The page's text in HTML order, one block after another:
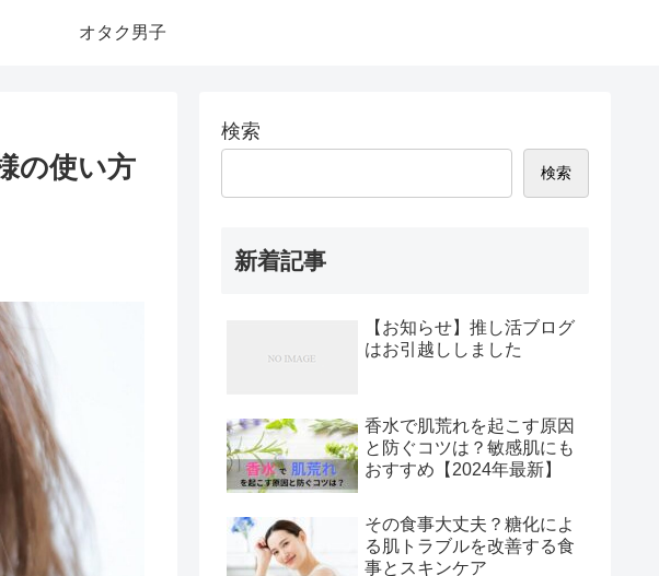
オタク男子
の使い方
検索
検索
新着記事
【お知らせ】推し活ブログ
はお引越ししました
香水で肌荒れを起こす原因
と防ぐコツは？敏感肌にも
おすすめ【2024年最新】
その食事大丈夫？糖化によ
る肌トラブルを改善する食
事とスキンケア